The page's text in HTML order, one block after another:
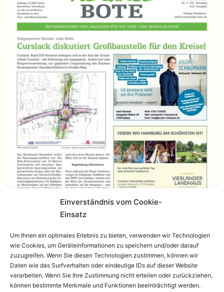
Einverständnis vom Cookie-
Einsatz
Um Ihnen ein optimales Erlebnis zu bieten, verwenden wir Technologien
wie Cookies, um Geräteinformationen zu speichern und/oder darauf
zuzugreifen. Wenn Sie diesen Technologien zustimmen, können wir
Daten wie das Surfverhalten oder eindeutige IDs auf dieser Website
verarbeiten. Wenn Sie Ihre Zustimmung nicht erteilen oder zurückziehen,
können bestimmte Merkmale und Funktionen beeinträchtigt werden.